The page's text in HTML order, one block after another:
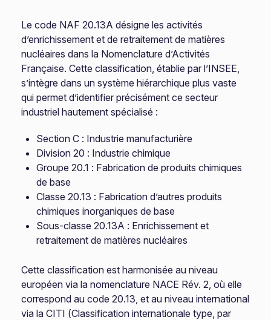
Le code NAF 20.13A désigne les activités
d’enrichissement et de retraitement de matières
nucléaires dans la Nomenclature d’Activités
Française. Cette classification, établie par l’INSEE,
s’intègre dans un système hiérarchique plus vaste
qui permet d’identifier précisément ce secteur
industriel hautement spécialisé :
Section C : Industrie manufacturière
Division 20 : Industrie chimique
Groupe 20.1 : Fabrication de produits chimiques
de base
Classe 20.13 : Fabrication d’autres produits
chimiques inorganiques de base
Sous-classe 20.13A : Enrichissement et
retraitement de matières nucléaires
Cette classification est harmonisée au niveau
européen via la nomenclature NACE Rév. 2, où elle
correspond au code 20.13, et au niveau international
via la CITI (Classification internationale type, par